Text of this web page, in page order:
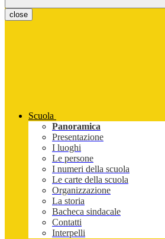
close
Scuola
Panoramica
Presentazione
I luoghi
Le persone
I numeri della scuola
Le carte della scuola
Organizzazione
La storia
Bacheca sindacale
Contatti
Interpelli